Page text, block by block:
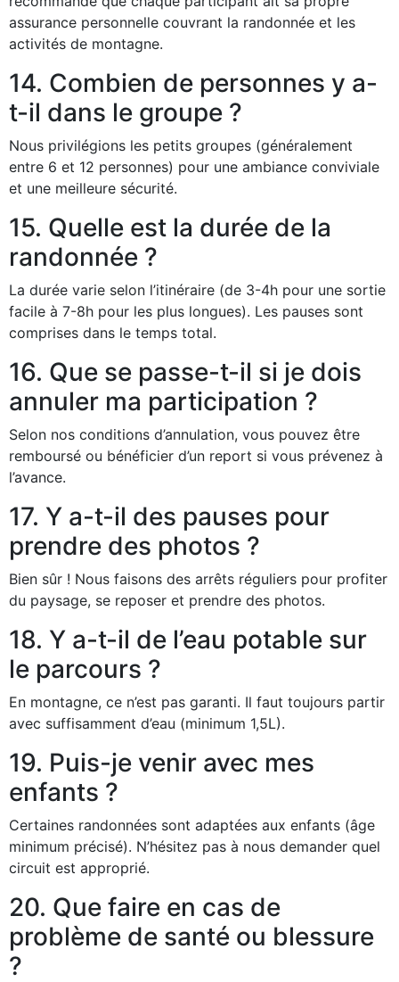
assurance personnelle couvrant la randonnée et les
activités de montagne.
14. Combien de personnes y a-
t-il dans le groupe ?
Nous privilégions les petits groupes (généralement
entre 6 et 12 personnes) pour une ambiance conviviale
et une meilleure sécurité.
15. Quelle est la durée de la
randonnée ?
La durée varie selon l’itinéraire (de 3-4h pour une sortie
facile à 7-8h pour les plus longues). Les pauses sont
comprises dans le temps total.
16. Que se passe-t-il si je dois
annuler ma participation ?
Selon nos conditions d’annulation, vous pouvez être
remboursé ou bénéficier d’un report si vous prévenez à
l’avance.
17. Y a-t-il des pauses pour
prendre des photos ?
Bien sûr ! Nous faisons des arrêts réguliers pour profiter
du paysage, se reposer et prendre des photos.
18. Y a-t-il de l’eau potable sur
le parcours ?
En montagne, ce n’est pas garanti. Il faut toujours partir
avec suffisamment d’eau (minimum 1,5L).
19. Puis-je venir avec mes
enfants ?
Certaines randonnées sont adaptées aux enfants (âge
minimum précisé). N’hésitez pas à nous demander quel
circuit est approprié.
20. Que faire en cas de
problème de santé ou blessure
?